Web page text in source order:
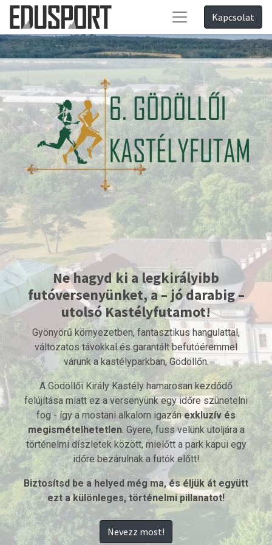
Kapcsolat
Ne hagyd ki a legkirályibb
futóversenyünket, a – jó darabig –
utolsó Kastélyfutamot!
Gyönyörű környezetben, fantasztikus hangulattal,
változatos távokkal és garantált befutóéremmel
várunk a kastélyparkban, Gödöllőn.
A Gödöllői Király Kastély hamarosan kezdődő
felújítása miatt ez a versenyünk egy időre szünetelni
fog - így a mostani alkalom igazánexkluzív és
megismételhetetlen. Gyere, fuss velünk utoljára a
történelmi díszletek között, mielőtt a park kapui egy
időre bezárulnak a futók előtt!
Biztosítsd be a helyed még ma, és éljük át együtt
ezt a különleges, történelmi pillanatot!
Nevezz most!